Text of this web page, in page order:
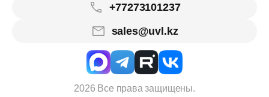
+77273101237
sales@uvl.kz
2026 Все права защищены.